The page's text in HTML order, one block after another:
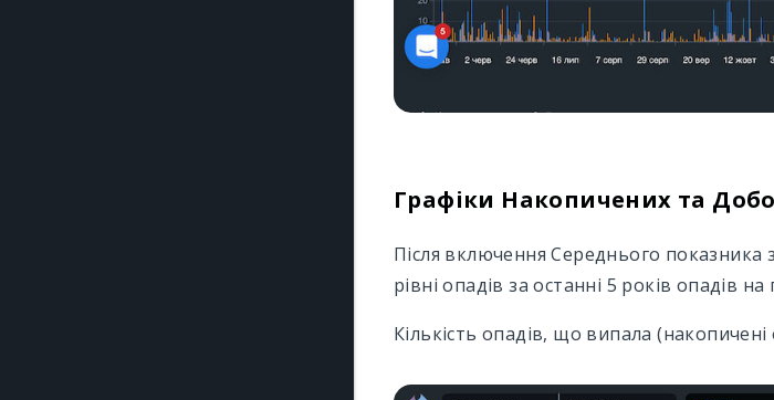
Графіки Накопичених та
Після включення Середнього показника
рівні опадів за останні 5 років опадів на
Кількість опадів, що випала